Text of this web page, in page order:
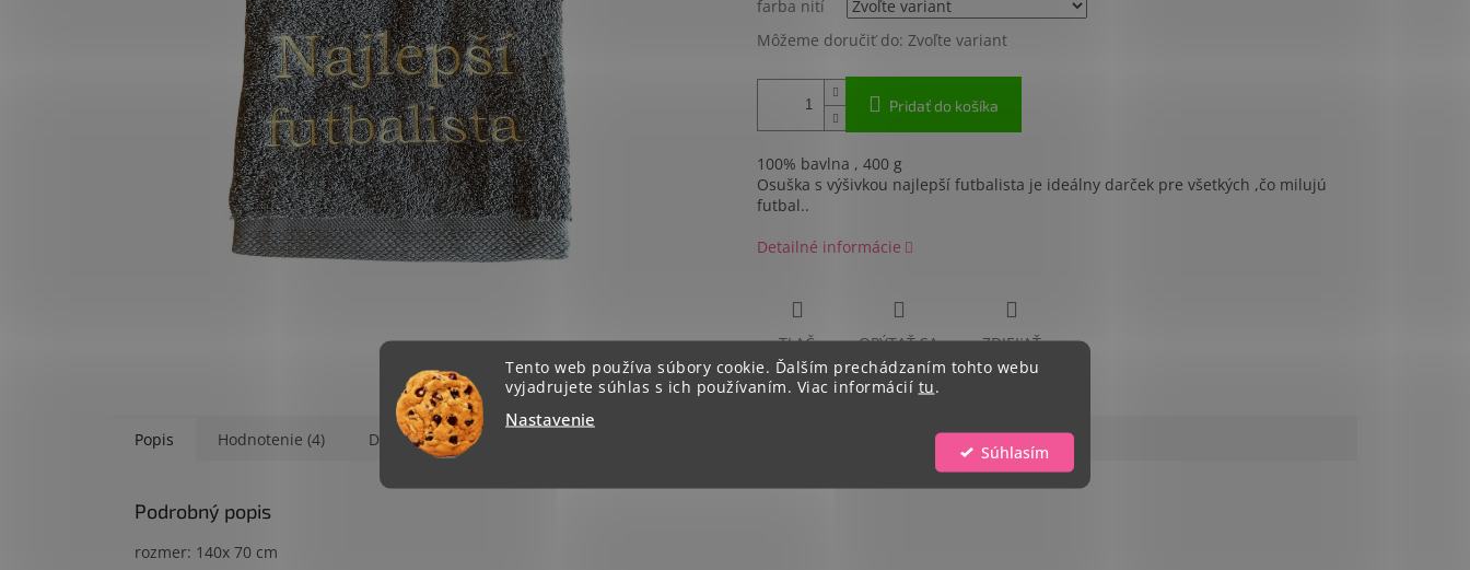
Tento web používa súbory cookie. Ďalším prechádzaním tohto webu
vyjadrujete súhlas s ich používaním. Viac informácií tu.
Nastavenie
Súhlasím
farba nití
Môžeme doručiť do: Zvoľte variant
Pridať do košíka
100% bavlna , 400 g
Osuška s výšivkou najlepší futbalista je ideálny darček pre všetkých ,čo milujú
futbal..
Detailné informácie
TLAČ OPÝTAŤ SA ZDIEĽAŤ
Popis Hodnotenie (4) Diskusia
Podrobný popis
rozmer: 140x 70 cm